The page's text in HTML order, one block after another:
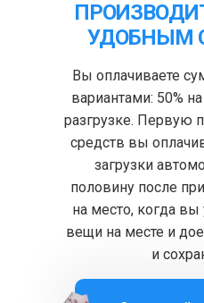
УДОБНЫМ
Вы оплачиваете
вариантами: 50%
разгрузке. Первую
средств вы
загрузки
половину после
на место, когда вы
вещи на месте и
и